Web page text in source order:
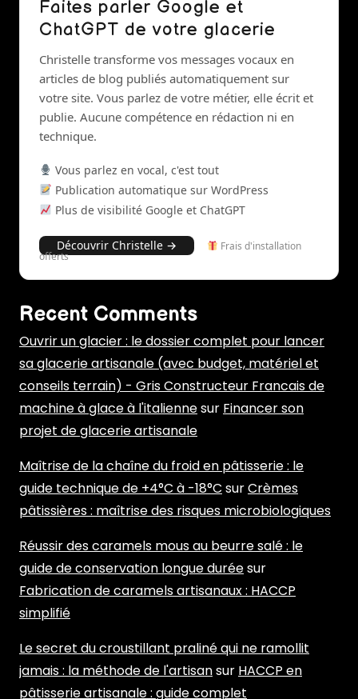
Faites parler Google et
ChatGPT de votre glacerie
Christelle transforme vos messages vocaux en
articles de blog publiés automatiquement sur
votre site. Vous parlez de votre métier, elle écrit et
publie. Aucune compétence en rédaction ni en
technique.
Vous parlez en vocal, c'est tout
Publication automatique sur WordPress
Plus de visibilité Google et ChatGPT
Découvrir Christelle → Frais d'installation
offerts
Recent Comments
Ouvrir un glacier : le dossier complet pour lancer
sa glacerie artisanale (avec budget, matériel et
conseils terrain) - Gris Constructeur Francais de
machine à glace à l'italiennesur Financer son
projet de glacerie artisanale
Maîtrise de la chaîne du froid en pâtisserie : le
guide technique de +4°C à -18°C surCrèmes
pâtissières : maîtrise des risques microbiologiques
Réussir des caramels mous au beurre salé : le
guide de conservation longue duréesur
Fabrication de caramels artisanaux : HACCP
simplifié
Le secret du croustillant praliné qui ne ramollit
jamais : la méthode de l'artisansur HACCP en
pâtisserie artisanale : guide complet